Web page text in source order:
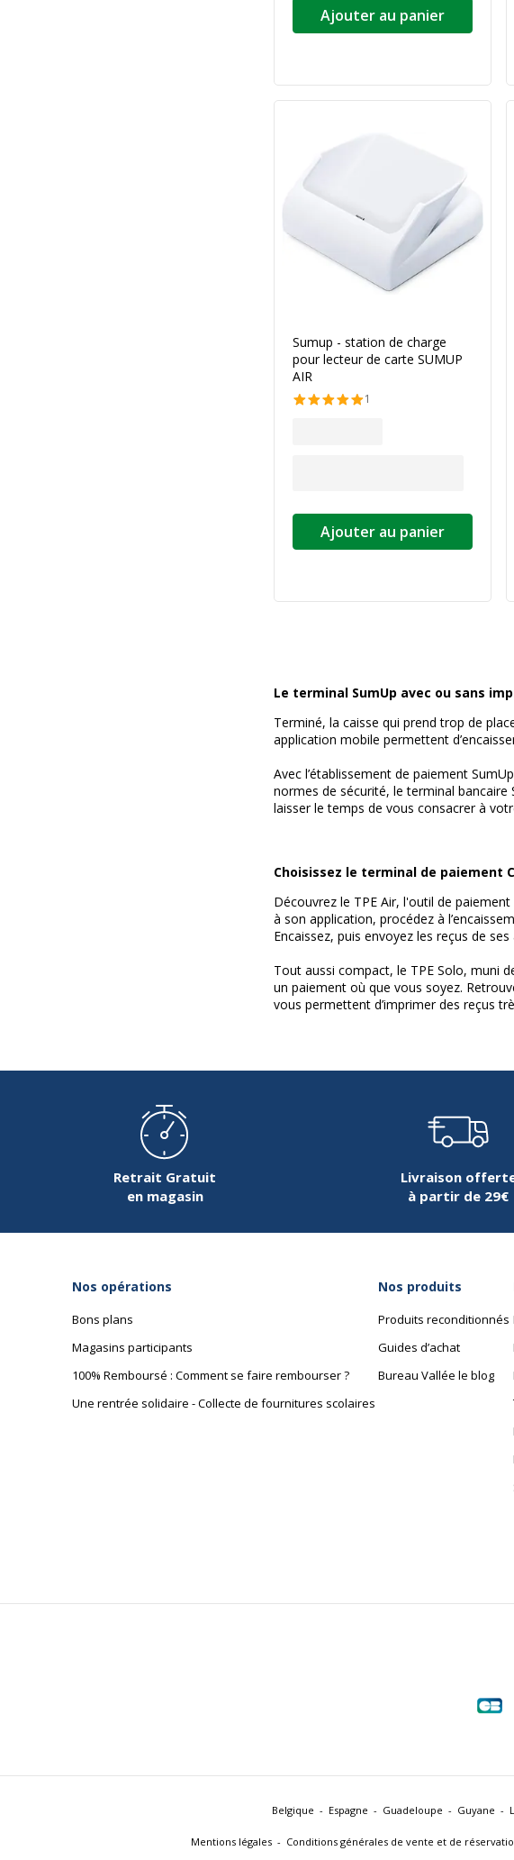
Ajouter au panier
Sumup - station de charge
pour lecteur de carte SUMUP
AIR
1
Ajouter au panier
Le terminal SumUp avec ou sans
Terminé, la caisse qui prend trop de
application mobile permettent
Avec l’établissement de paiement
normes de sécurité, le terminal bancaire
laisser le temps de vous consacrer à
Choisissez le terminal de paiement
Découvrez le TPE Air, l'outil de
à son application, procédez à
Encaissez, puis envoyez les reçus de
Tout aussi compact, le TPE Solo, muni
un paiement où que vous soyez.
vous permettent d’imprimer des reçus
Retrait Gratuit
en magasin
Livraison
à partir de 29€
Nos opérations
Bons plans
Magasins participants
100% Remboursé : Comment se faire rembourser ?
Une rentrée solidaire - Collecte de fournitures scolaires
Nos produits
Produits reconditionnés
Guides d’achat
Bureau Vallée le blog
Belgique Espagne Guadeloupe Guyane
Mentions légales Conditions générales de vente et de